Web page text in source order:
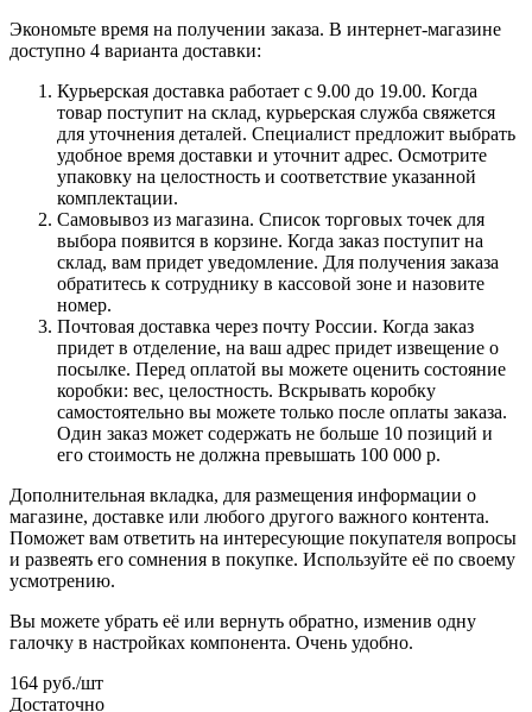
Экономьте время на получении заказа. В интернет-магазине
доступно 4 варианта доставки:
Курьерская доставка работает с 9.00 до 19.00. Когда
товар поступит на склад, курьерская служба свяжется
для уточнения деталей. Специалист предложит выбрать
удобное время доставки и уточнит адрес. Осмотрите
упаковку на целостность и соответствие указанной
комплектации.
Самовывоз из магазина. Список торговых точек для
выбора появится в корзине. Когда заказ поступит на
склад, вам придет уведомление. Для получения заказа
обратитесь к сотруднику в кассовой зоне и назовите
номер.
Почтовая доставка через почту России. Когда заказ
придет в отделение, на ваш адрес придет извещение о
посылке. Перед оплатой вы можете оценить состояние
коробки: вес, целостность. Вскрывать коробку
самостоятельно вы можете только после оплаты заказа.
Один заказ может содержать не больше 10 позиций и
его стоимость не должна превышать 100 000 р.
Дополнительная вкладка, для размещения информации о
магазине, доставке или любого другого важного контента.
Поможет вам ответить на интересующие покупателя вопросы
и развеять его сомнения в покупке. Используйте её по своему
усмотрению.
Вы можете убрать её или вернуть обратно, изменив одну
галочку в настройках компонента. Очень удобно.
164 руб./шт
Достаточно